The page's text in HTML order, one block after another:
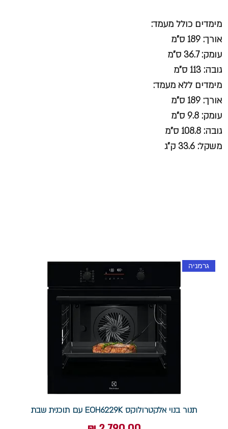
מימדים כולל מעמד:
אורך: 189 ס"מ
עומק: 36.7 ס"מ
גובה: 113 ס"מ
מימדים ללא מעמד:
אורך: 189 ס"מ
עומק: 9.8 ס"מ
גובה: 108.8 ס"מ
משקל: 33.6 ק"ג
גרמניה
תנור בנוי אלקטרולוקס EOH6229K עם תוכנית שבת